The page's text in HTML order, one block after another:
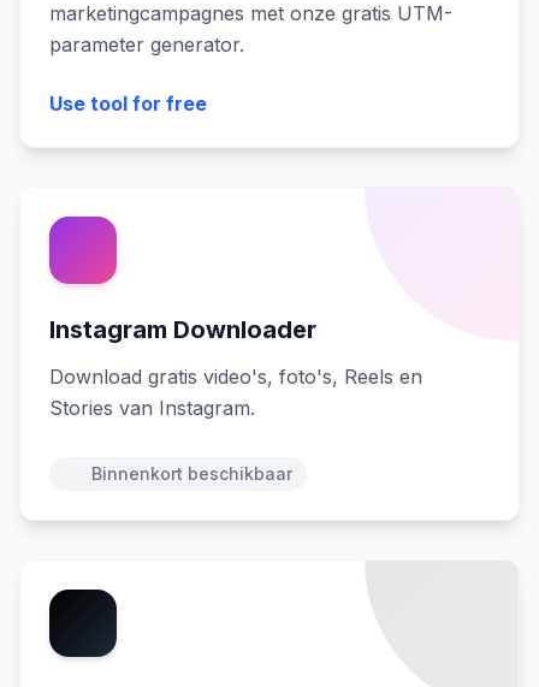
marketingcampagnes met onze gratis UTM-
parameter generator.
Use tool for free
Instagram Downloader
Download gratis video's, foto's, Reels en
Stories van Instagram.
Binnenkort beschikbaar